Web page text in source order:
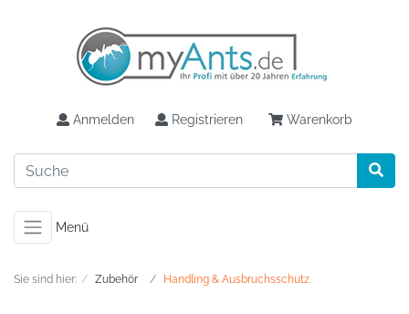
Anmelden Registrieren Warenkorb
Menü
Sie sind hier: Zubehör Handling & Ausbruchsschutz